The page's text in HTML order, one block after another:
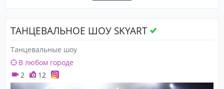
ТАНЦЕВАЛЬНОЕ ШОУ SKYART
Танцевальные шоу
В любом городе
2
12